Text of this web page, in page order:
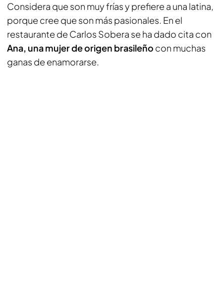
Considera que son muy frías y prefiere a una latina,
porque cree que son más pasionales. En el
restaurante de Carlos Sobera se ha dado cita con
Ana, una mujer de origen brasileño con muchas
ganas de enamorarse.